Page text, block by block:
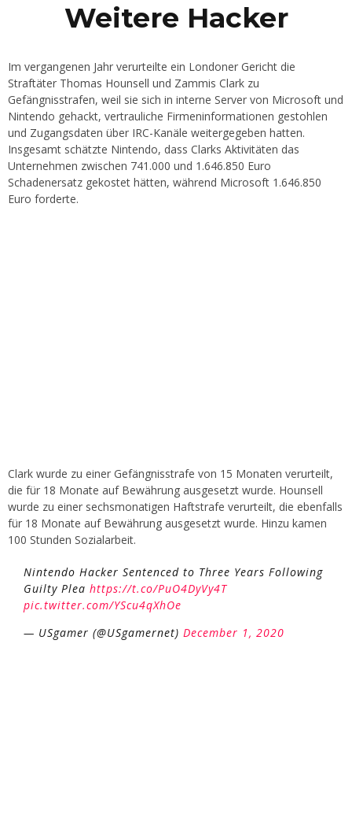
Weitere Hacker
Im vergangenen Jahr verurteilte ein Londoner Gericht die
Straftäter Thomas Hounsell und Zammis Clark zu
Gefängnisstrafen, weil sie sich in interne Server von Microsoft und
Nintendo gehackt, vertrauliche Firmeninformationen gestohlen
und Zugangsdaten über IRC-Kanäle weitergegeben hatten.
Insgesamt schätzte Nintendo, dass Clarks Aktivitäten das
Unternehmen zwischen 741.000 und 1.646.850 Euro
Schadenersatz gekostet hätten, während Microsoft 1.646.850
Euro forderte.
Clark wurde zu einer Gefängnisstrafe von 15 Monaten verurteilt,
die für 18 Monate auf Bewährung ausgesetzt wurde. Hounsell
wurde zu einer sechsmonatigen Haftstrafe verurteilt, die ebenfalls
für 18 Monate auf Bewährung ausgesetzt wurde. Hinzu kamen
100 Stunden Sozialarbeit.
Nintendo Hacker Sentenced to Three Years Following
Guilty Plea https://t.co/PuO4DyVy4T
pic.twitter.com/YScu4qXhOe
— USgamer (@USgamernet) December 1, 2020